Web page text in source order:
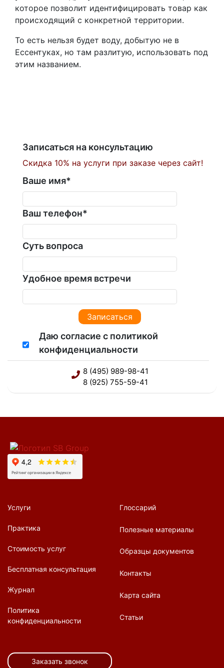
которое позволит идентифицировать товар как
происходящий с конкретной территории.
То есть нельзя будет воду, добытую не в
Ессентуках, но там разлитую, использовать под
этим названием.
Записаться на консультацию
Скидка 10% на услуги при заказе через сайт!
Ваше имя*
Ваш телефон*
Суть вопроса
Удобное время встречи
Даю согласие с политикой
конфиденциальности
8 (495) 989-98-41
8 (925) 755-59-41
Услуги
Практика
Стоимость услуг
Бесплатная консультация
Журнал
Политика
конфиденциальности
Глоссарий
Полезные материалы
Образцы документов
Контакты
Карта сайта
Статьи
Заказать звонок